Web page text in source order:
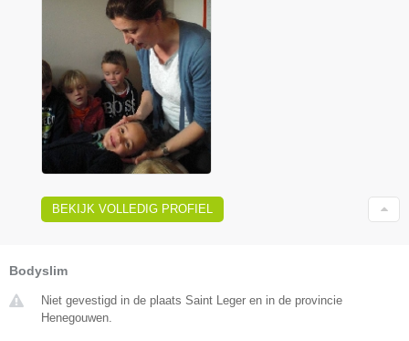
BEKIJK VOLLEDIG PROFIEL
Bodyslim
Niet gevestigd in de plaats Saint Leger en in de provincie
Henegouwen.